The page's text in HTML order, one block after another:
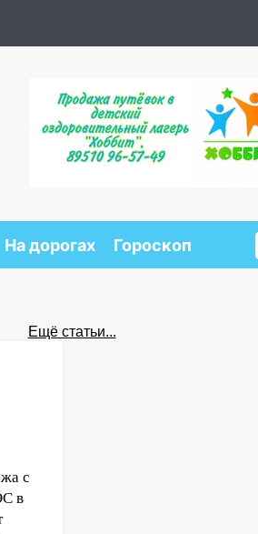
На дорогах Гороскоп
Ещё статьи...
с
в